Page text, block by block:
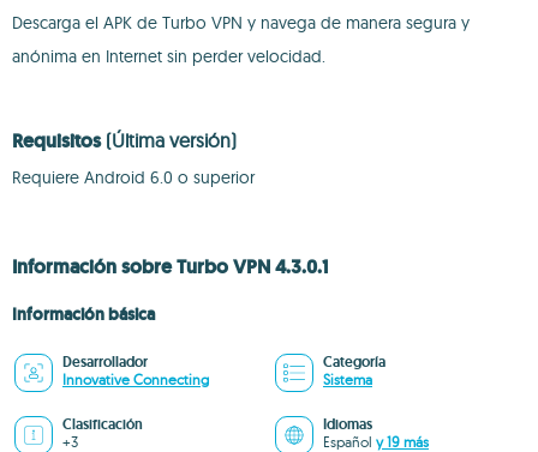
Descarga el APK de Turbo VPN y navega de manera segura y
anónima en Internet sin perder velocidad.
Requisitos (Última versión)
Requiere Android 6.0 o superior
Información sobre Turbo VPN 4.3.0.1
Información básica
Desarrollador
Innovative Connecting
Categoría
Sistema
Clasificación
+3
Idiomas
Español y 19 más